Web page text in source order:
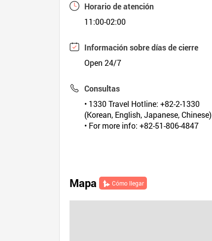
Horario de atención
11:00-02:00
Información sobre días de cierre
Open 24/7
Consultas
• 1330 Travel Hotline: +82-2-1330
(Korean, English, Japanese, Chinese)
• For more info: +82-51-806-4847
Mapa Cómo llegar